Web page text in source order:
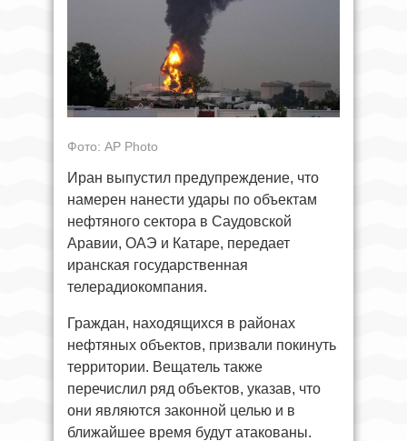
Фото: AP Photo
Иран выпустил предупреждение, что
намерен нанести удары по объектам
нефтяного сектора в Саудовской
Аравии, ОАЭ и Катаре, передает
иранская государственная
телерадиокомпания.
Граждан, находящихся в районах
нефтяных объектов, призвали покинуть
территории. Вещатель также
перечислил ряд объектов, указав, что
они являются законной целью и в
ближайшее время будут атакованы.